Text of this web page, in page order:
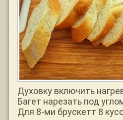
Духовку включить
Багет нарезать под
Для 8-ми брускетт 8